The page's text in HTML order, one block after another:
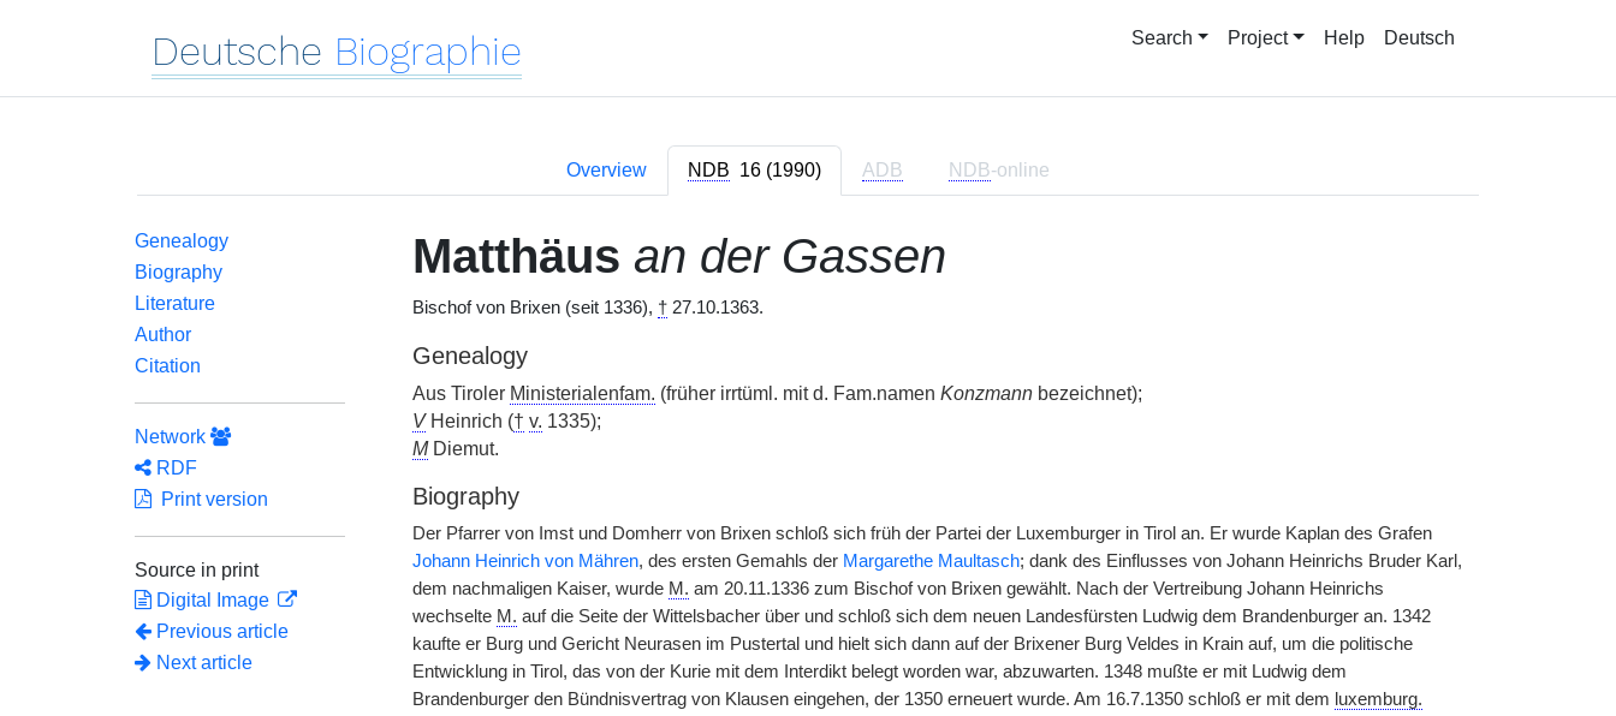
Deutsche Biographie Search Project Help Deutsch
Overview NDB 16 (1990) ADB NDB-online
Genealogy
Biography
Literature
Author
Citation
Network
RDF
Print version
Source in print
Digital Image
Previous article
Next article
Matthäus an der Gassen
Bischof von Brixen (seit 1336), †27.10.1363.
Genealogy
Aus Tiroler Ministerialenfam. (früher irrtüml. mit d. Fam.namen Konzmannbezeichnet);
VHeinrich († v. 1335);
MDiemut.
Biography
Der Pfarrer von Imst und Domherr von Brixen schloß sich früh der Partei der Luxemburger in Tirol an. Er wurde Kaplan des Grafen
Johann Heinrich von Mähren, des ersten Gemahls der Margarethe Maultasch; dank des Einflusses von Johann Heinrichs Bruder Karl,
dem nachmaligen Kaiser, wurde M. am 20.11.1336 zum Bischof von Brixen gewählt. Nach der Vertreibung Johann Heinrichs
wechselte M. auf die Seite der Wittelsbacher über und schloß sich dem neuen Landesfürsten Ludwig dem Brandenburger an. 1342
kaufte er Burg und Gericht Neurasen im Pustertal und hielt sich dann auf der Brixener Burg Veldes in Krain auf, um die politische
Entwicklung in Tirol, das von der Kurie mit dem Interdikt belegt worden war, abzuwarten. 1348 mußte er mit Ludwig dem
Brandenburger den Bündnisvertrag von Klausen eingehen, der 1350 erneuert wurde. Am 16.7.1350 schloß er mit dem luxemburg.